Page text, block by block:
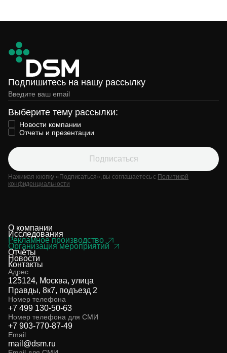
Подпишитесь на нашу рассылку
Выберите тему рассылки:
Новости компании
Отчеты и презентации
Подписаться
Нажимая кнопку «Подписаться», вы соглашаетесь с Политикой
конфиденциальности
О компании
Исследования
Рекламное производство
Организация мероприятий
Отчёты
Новости
Контакты
Адрес
125124, Москва, улица
Правды, 8к7, подъезд 2
Номер телефона
+7 499 130-50-63
Номер телефона для СМИ
+7 903-770-87-49
Email
mail@dsm.ru